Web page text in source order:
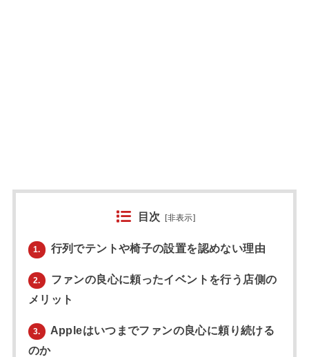
目次 [非表示]
1. 行列でテントや椅子の設置を認めない理由
2.
ファンの良心に頼ったイベントを行う店側の
メリット
3.
Appleはいつまでファンの良心に頼り続ける
のか